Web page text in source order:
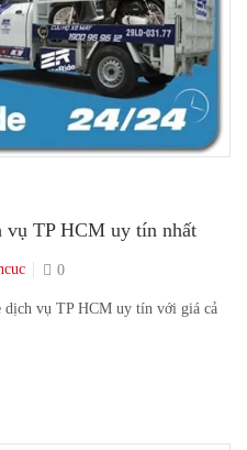
vụ TP HCM uy tín nhất
0
dịch vụ TP HCM uy tín với giá cả